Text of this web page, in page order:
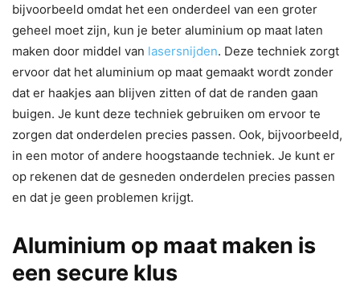
bijvoorbeeld omdat het een onderdeel van een groter
geheel moet zijn, kun je beter aluminium op maat laten
maken door middel van lasersnijden. Deze techniek zorgt
ervoor dat het aluminium op maat gemaakt wordt zonder
dat er haakjes aan blijven zitten of dat de randen gaan
buigen. Je kunt deze techniek gebruiken om ervoor te
zorgen dat onderdelen precies passen. Ook, bijvoorbeeld,
in een motor of andere hoogstaande techniek. Je kunt er
op rekenen dat de gesneden onderdelen precies passen
en dat je geen problemen krijgt.
Aluminium op maat maken is
een secure klus